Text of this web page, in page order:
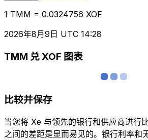
1 TMM = 0.0324756 XOF
2026年8月9日 UTC 14:28
TMM 兑 XOF 图表
比较并保存
当您将 Xe 与领先的银行和供应商进行
之间的差距是显而易见的。银行利率和